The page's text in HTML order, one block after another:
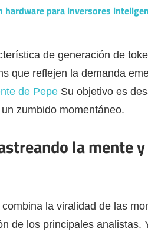
para inversores
de generación de
que reflejen la demanda
de Pepe Su objetivo es
zumbido momentáneo.
la mente
la viralidad de las
de los principales analistas.